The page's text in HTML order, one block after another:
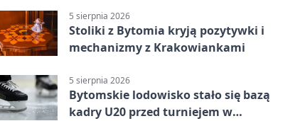
5 sierpnia 2026
Stoliki z Bytomia kryją pozytywki i
mechanizmy z Krakowiankami
5 sierpnia 2026
Bytomskie lodowisko stało się bazą
kadry U20 przed turniejem w